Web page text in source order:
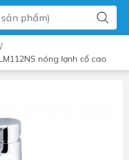
/
nóng lạnh cổ cao